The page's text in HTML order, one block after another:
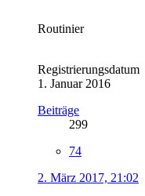
Routinier
Registrierungsdatum
1. Januar 2016
Beiträge
299
74
2. März 2017, 21:02